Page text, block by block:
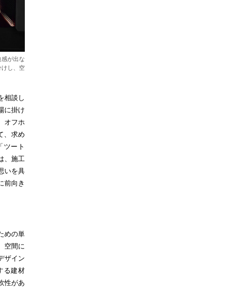
が出な
し、空
相談し
に掛け
オフホ
、求め
ツート
、施工
いを具
前向き
めの単
空間に
ザイン
る建材
性があ